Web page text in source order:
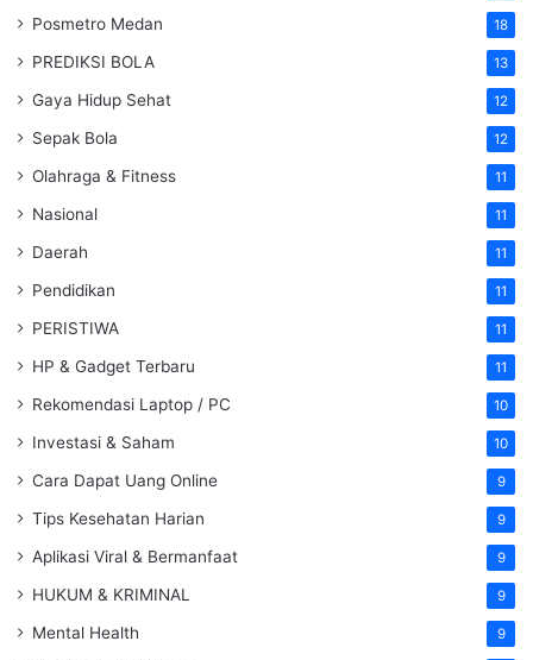
Posmetro Medan 18
PREDIKSI BOLA 13
Gaya Hidup Sehat 12
Sepak Bola 12
Olahraga & Fitness 11
Nasional 11
Daerah 11
Pendidikan 11
PERISTIWA 11
HP & Gadget Terbaru 11
Rekomendasi Laptop / PC 10
Investasi & Saham 10
Cara Dapat Uang Online 9
Tips Kesehatan Harian 9
Aplikasi Viral & Bermanfaat 9
HUKUM & KRIMINAL 9
Mental Health 9